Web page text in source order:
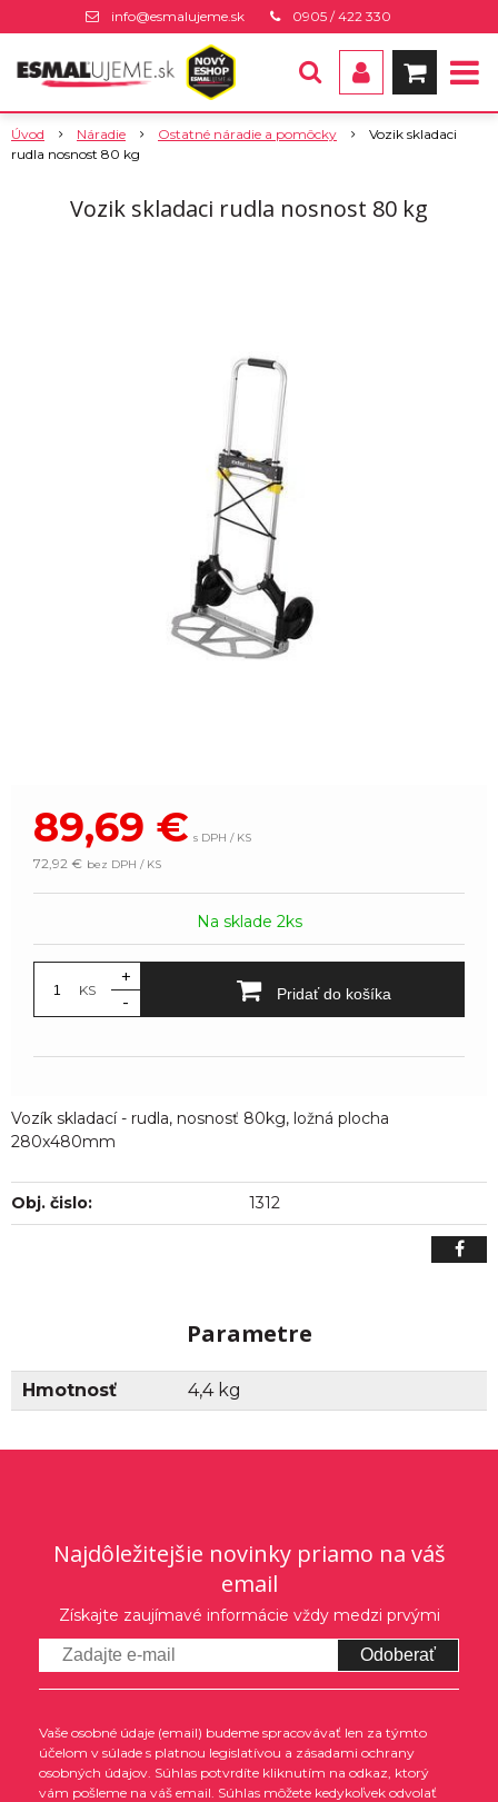
info@esmalujeme.sk 0905 / 422 330
Úvod Náradie Ostatné náradie a pomôcky
Vozik skladaci
rudla nosnost 80 kg
Vozik skladaci rudla nosnost 80 kg
89,69 € s DPH / KS
72,92 € bez DPH / KS
Na sklade 2ks
KS
+
-
Pridať do košíka
Vozík skladací - rudla, nosnosť 80kg, ložná plocha
280x480mm
Obj. čislo: 1312
Parametre
Hmotnosť 4,4 kg
Najdôležitejšie novinky priamo na váš
email
Získajte zaujímavé informácie vždy medzi prvými
Odoberať
Vaše osobné údaje (email) budeme spracovávať len za týmto
účelom v súlade s platnou legislatívou a zásadami ochrany
osobných údajov. Súhlas potvrdíte kliknutím na odkaz, ktorý
vám pošleme na váš email. Súhlas môžete kedykoľvek odvolať